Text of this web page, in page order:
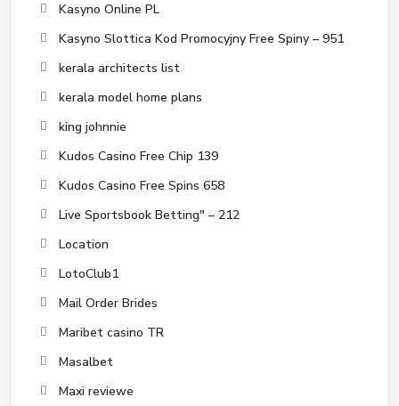
Kasyno Online PL
Kasyno Slottica Kod Promocyjny Free Spiny – 951
kerala architects list
kerala model home plans
king johnnie
Kudos Casino Free Chip 139
Kudos Casino Free Spins 658
Live Sportsbook Betting" – 212
Location
LotoClub1
Mail Order Brides
Maribet casino TR
Masalbet
Maxi reviewe